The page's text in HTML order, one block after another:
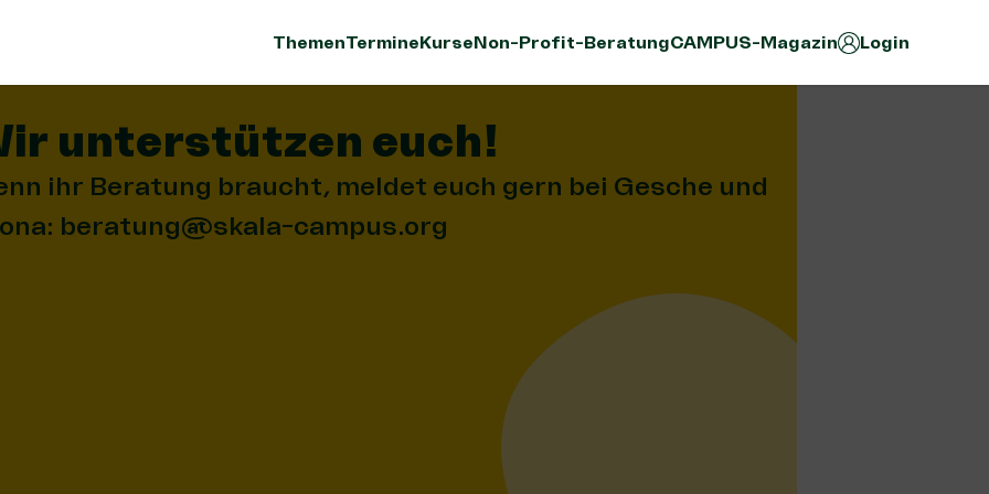
ThemenTermineKurseNon-Profit-BeratungCAMPUS-Magazin Login
unterstützen euch!
ihr Beratung braucht, meldet euch gern bei Gesche und
beratung@skala-campus.org